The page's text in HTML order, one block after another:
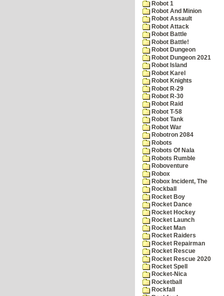
Robot 1
Robot And Minion
Robot Assault
Robot Attack
Robot Battle
Robot Battle!
Robot Dungeon
Robot Dungeon 2021
Robot Island
Robot Karel
Robot Knights
Robot R-29
Robot R-30
Robot Raid
Robot T-58
Robot Tank
Robot War
Robotron 2084
Robots
Robots Of Nala
Robots Rumble
Roboventure
Robox
Robox Incident, The
Rockball
Rocket Boy
Rocket Dance
Rocket Hockey
Rocket Launch
Rocket Man
Rocket Raiders
Rocket Repairman
Rocket Rescue
Rocket Rescue 2020
Rocket Spell
Rocket-Nica
Rocketball
Rockfall